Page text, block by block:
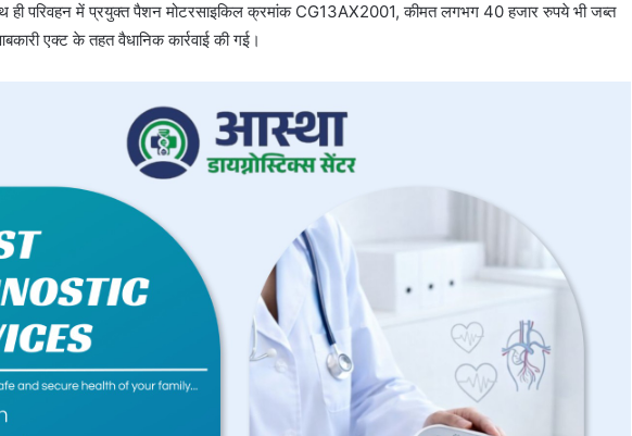
परिवहन में प्रयुक्त पैशन मोटरसाइकिल क्रमांक CG13AX2001, कीमत लगभग 40 हजार रुपये भी जब्त
एक्ट के तहत वैधानिक कार्रवाई की गई।